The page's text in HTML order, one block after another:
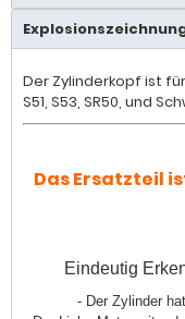
Der Zylinderkopf ist
S51, S53, SR50, und
Das Ersatzteil
Eindeutig
- Der Zylinder